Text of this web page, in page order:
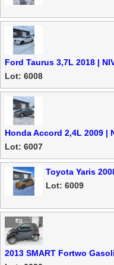
Ford Taurus 3,7L 2018 |
Lot: 6008
Honda Accord 2,4L 2009 |
Lot: 6007
Toyota Yaris
Lot: 6009
2013 SMART Fortwo